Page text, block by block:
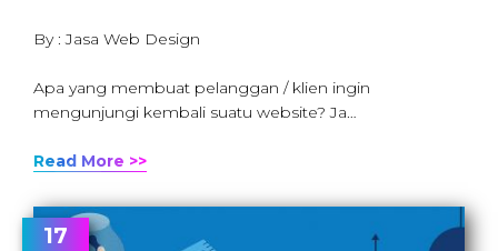
By : Jasa Web Design
Apa yang membuat pelanggan / klien ingin
mengunjungi kembali suatu website? Ja…
Read More >>
17